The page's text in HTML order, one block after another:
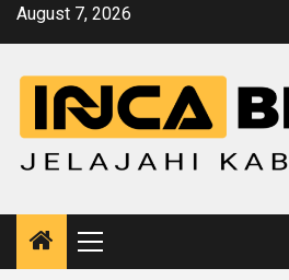
SkipAugust 7, 2026
Primary
Menu